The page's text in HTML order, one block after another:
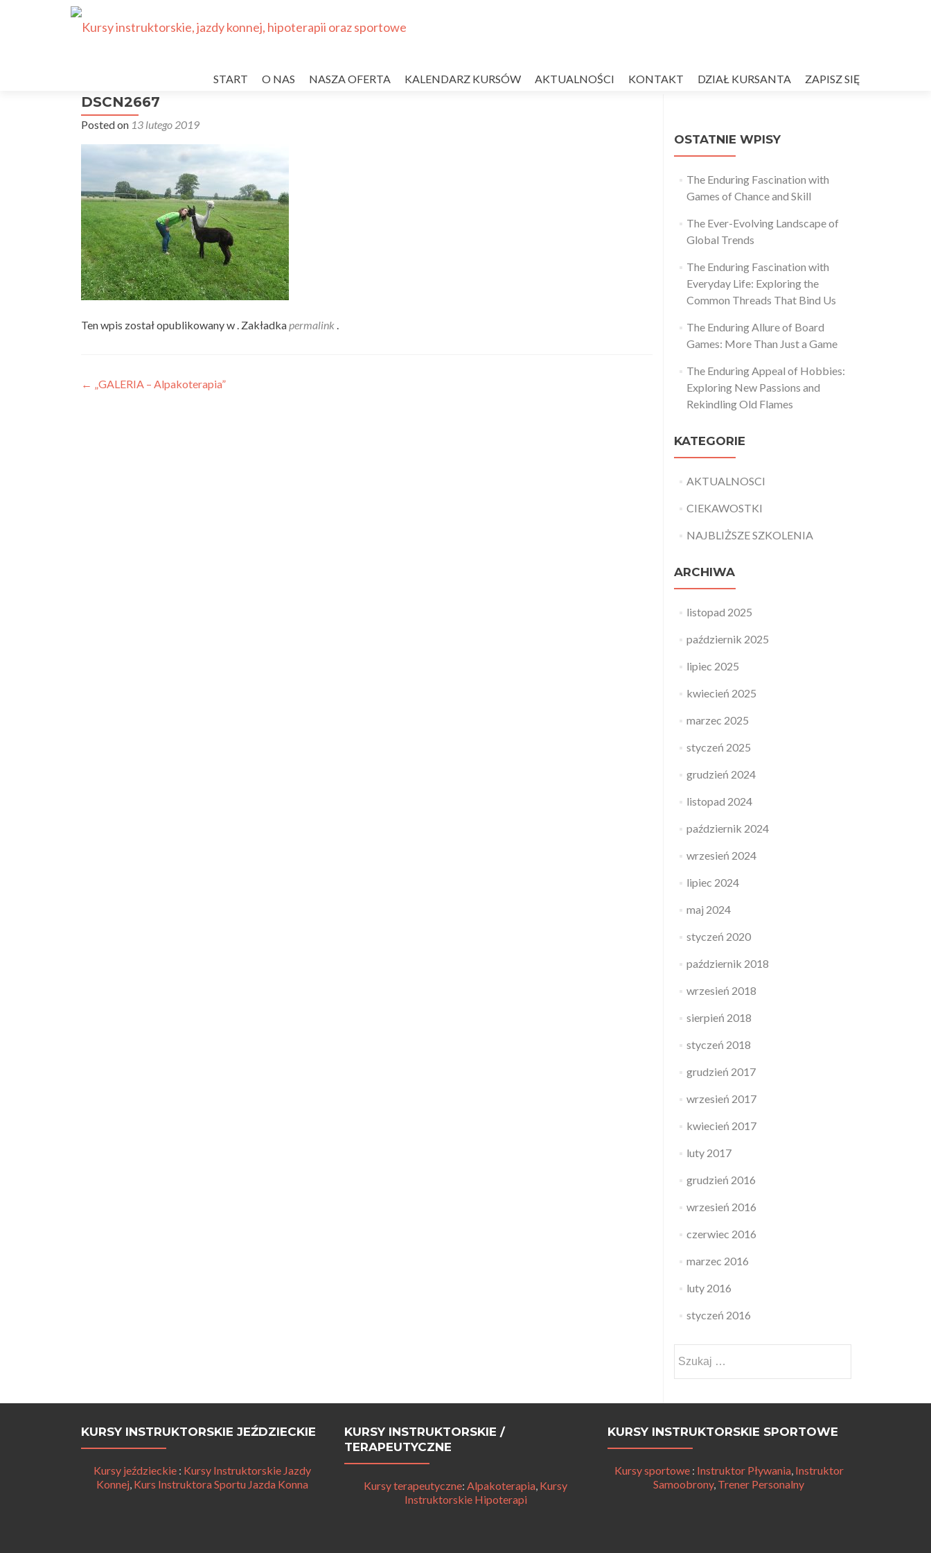
do
START O NAS NASZA OFERTA KALENDARZ KURSÓW AKTUALNOŚCI KONTAKT DZIAŁ KURSANTA ZAPISZ SIĘ
DSCN2667
Posted on 13 lutego 2019
Ten wpis został opublikowany w . Zakładkapermalink .
Nawigacja
← „GALERIA – Alpakoterapia”
OSTATNIE WPISY
The Enduring Fascination with
Games of Chance and Skill
The Ever-Evolving Landscape of
Global Trends
The Enduring Fascination with
Everyday Life: Exploring the
Common Threads That Bind Us
The Enduring Allure of Board
Games: More Than Just a Game
The Enduring Appeal of Hobbies:
Exploring New Passions and
Rekindling Old Flames
KATEGORIE
AKTUALNOSCI
CIEKAWOSTKI
NAJBLIŻSZE SZKOLENIA
ARCHIWA
listopad 2025
październik 2025
lipiec 2025
kwiecień 2025
marzec 2025
styczeń 2025
grudzień 2024
listopad 2024
październik 2024
wrzesień 2024
lipiec 2024
maj 2024
styczeń 2020
październik 2018
wrzesień 2018
sierpień 2018
styczeń 2018
grudzień 2017
wrzesień 2017
kwiecień 2017
luty 2017
grudzień 2016
wrzesień 2016
czerwiec 2016
marzec 2016
luty 2016
styczeń 2016
KURSY INSTRUKTORSKIE JEŹDZIECKIE
Kursy jeździeckie : Kursy Instruktorskie Jazdy
Konnej, Kurs Instruktora Sportu Jazda Konna
KURSY INSTRUKTORSKIE /
TERAPEUTYCZNE
Kursy terapeutyczne: Alpakoterapia, Kursy
Instruktorskie Hipoterapi
KURSY INSTRUKTORSKIE SPORTOWE
Kursy sportowe: Instruktor Pływania, Instruktor
Samoobrony, Trener Personalny